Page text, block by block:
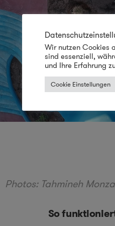
Photos: Tahmineh
So
Wir nutzen Cookies
sind essenziell,
und Ihre Erfahrung
Cookie Einstellungen